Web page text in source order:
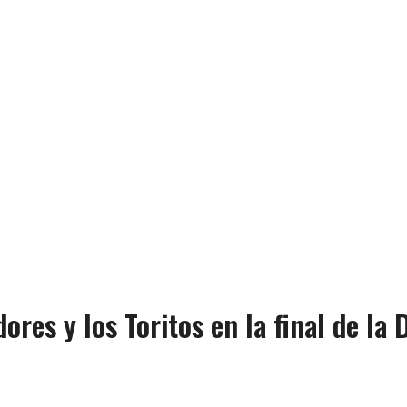
y los Toritos en la final de la